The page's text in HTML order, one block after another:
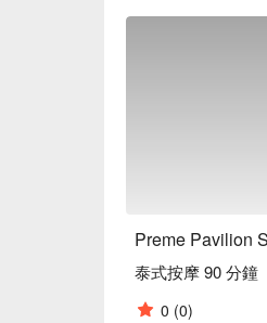
泰式按摩 90 分鐘
0 (0)